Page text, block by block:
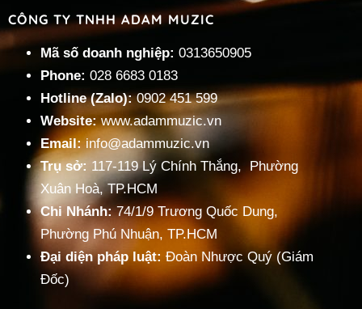
Nhạc Hip Hop – P2
« Trước 1 2 3 … 5 Tiếp »
CÔNG TY TNHH ADAM MUZIC
Mã số doanh nghiệp: 0313650905
Phone: 028 6683 0183
Hotline (Zalo):0902 451 599
Website:www.adammuzic.vn
Email:info@adammuzic.vn
Trụ sở: 117-119 Lý Chính Thắng, Phường
Xuân Hoà, TP.HCM
Chi Nhánh:74/1/9 Trương Quốc Dung,
Phường Phú Nhuận, TP.HCM
Đại diện pháp luật: Đoàn Nhược Quý (Giám
Đốc)